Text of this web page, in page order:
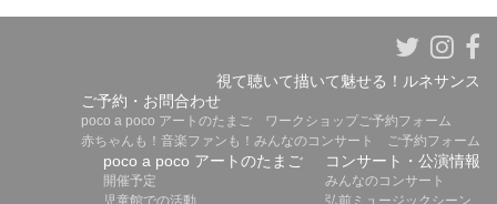
視て聴いて描いて魅せる！ルネサンス
ご予約・お問合わせ
poco a poco アートのたまご ワークショップご予約フォーム
赤ちゃんも！音楽ファンも！みんなのコンサート ご予約フォーム
poco a poco アートのたまご
開催予定
コンサート・公演情報
みんなのコンサート